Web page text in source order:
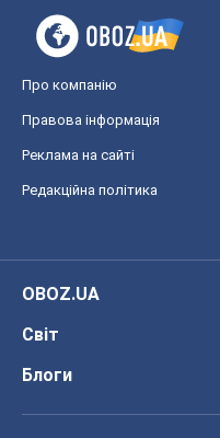
Про компанію
Правова інформація
Реклама на сайті
Редакційна політика
OBOZ.UA
Світ
Блоги